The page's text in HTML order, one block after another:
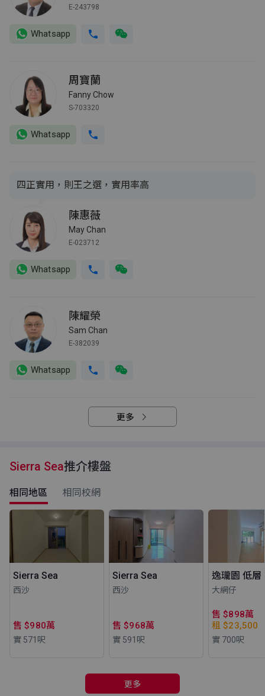
E-243798
Whatsapp
周寶蘭
Fanny Chow
S-703320
Whatsapp
四正實用，則王之選，實用率高
陳惠薇
May Chan
E-023712
Whatsapp
陳耀榮
Sam Chan
E-382039
Whatsapp
更多
Sierra Sea推介樓盤
相同地區 相同校網
Sierra Sea
西沙
售 $980萬
實 571 呎
Sierra Sea
西沙
售 $968萬
實 591 呎
逸瓏園 低層
大網仔
售 $898萬
租 $23,500
實 700呎
更多